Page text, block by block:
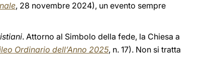
, 28 novembre 2024), un evento sempre
. Attorno al Simbolo della fede, la Chiesa a
Ordinario dell’Anno 2025, n. 17). Non si tratta